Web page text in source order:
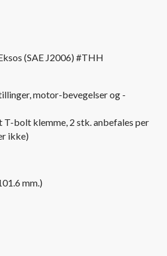
(SAE J2006) #THH
motor-bevegelser og -
T-bolt klemme, 2 stk. anbefales per
ikke)
mm.)